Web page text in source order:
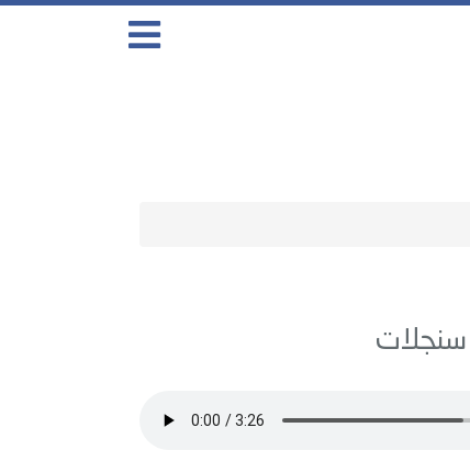
سنجلات